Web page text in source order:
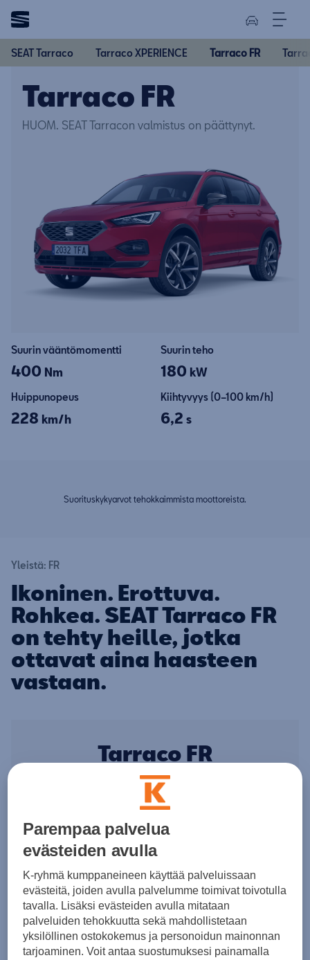
SEAT Tarraco Tarraco XPERIENCE Tarraco FR
Tarraco FR
HUOM. SEAT Tarracon valmistus on päättynyt.
Suurin vääntömomentti
400 Nm
Suurin teho
180 kW
Huippunopeus
228 km/h
Kiihtyvyys (0–100 km/h)
6,2 s
Suorituskykyarvot tehokkaimmista moottoreista.
Yleistä: FR
Ikoninen. Erottuva.
Rohkea. SEAT Tarraco FR
on tehty heille, jotka
ottavat aina haasteen
vastaan.
Tarraco FR
Valitse väri ja yhteensopivat kevytmetallivanteet.
Parempaa palvelua
evästeiden avulla
K-ryhmä kumppaneineen käyttää palveluissaan
evästeitä, joiden avulla palvelumme toimivat toivotulla
tavalla. Lisäksi evästeiden avulla mitataan
palveluiden tehokkuutta sekä mahdollistetaan
yksilöllinen ostokokemus ja personoidun mainonnan
tarjoaminen. Voit antaa suostumuksesi painamalla